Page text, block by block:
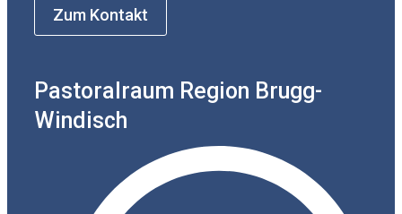
Zum Kontakt
Pastoralraum Region Brugg-
Windisch